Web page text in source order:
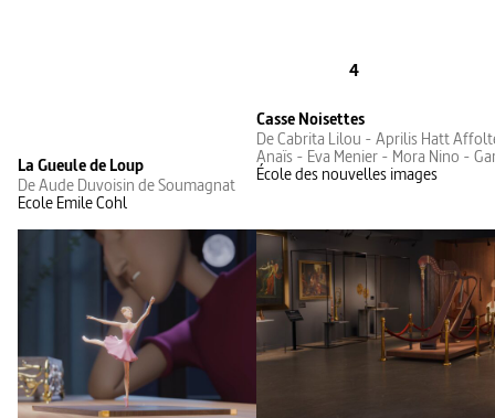
4
La Gueule de Loup
De Aude Duvoisin de Soumagnat
Ecole Emile Cohl
Casse Noisettes
De Cabrita Lilou - Aprilis Hatt
Anaïs - Eva Menier - Mora Nino -
École des nouvelles images